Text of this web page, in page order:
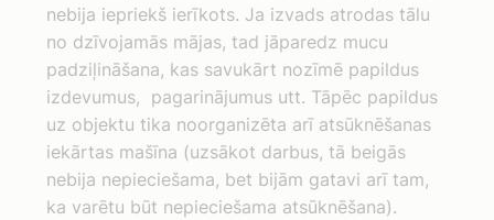
nebija iepriekš ierīkots. Ja izvads atrodas tālu
no dzīvojamās mājas, tad jāparedz mucu
padziļināšana, kas savukārt nozīmē papildus
izdevumus, pagarinājumus utt. Tāpēc papildus
uz objektu tika noorganizēta arī atsūknēšanas
iekārtas mašīna (uzsākot darbus, tā beigās
nebija nepieciešama, bet bijām gatavi arī tam,
ka varētu būt nepieciešama atsūknēšana).